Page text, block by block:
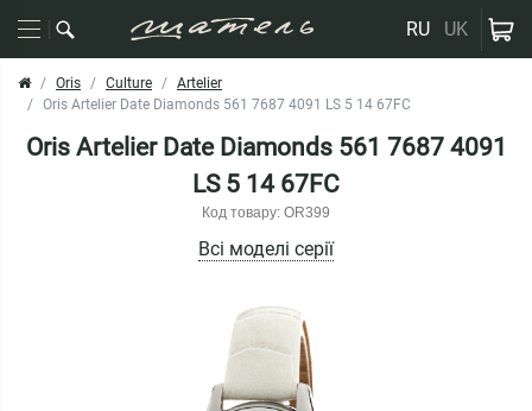
RU UK
Oris Culture
Artelier
Oris Artelier Date Diamonds 561 7687 4091 LS 5 14 67FC
Oris Artelier Date Diamonds 561 7687 4091
LS 5 14 67FC
Код товару: OR399
Всі моделі серії